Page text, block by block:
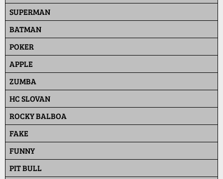
SUPERMAN
BATMAN
POKER
APPLE
ZUMBA
HC SLOVAN
ROCKY BALBOA
FAKE
FUNNY
PIT BULL